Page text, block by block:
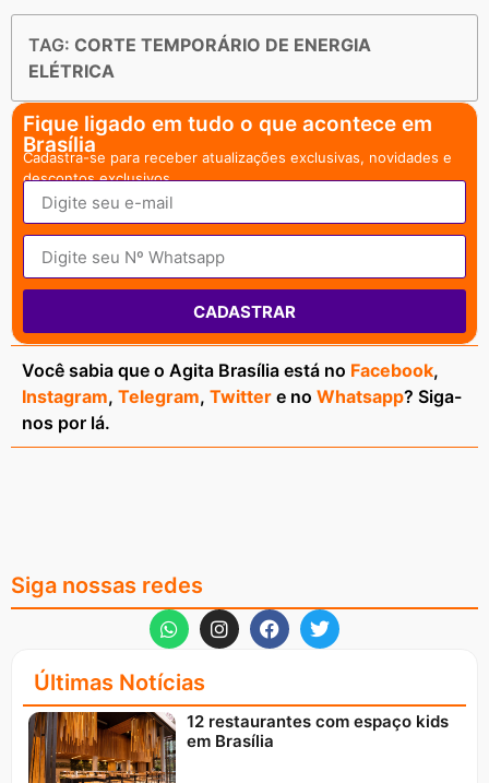
TAG: CORTE TEMPORÁRIO DE ENERGIA
ELÉTRICA
Fique ligado em tudo o que acontece em
Brasília
Cadastra-se para receber atualizações exclusivas, novidades e
descontos exclusivos.
CADASTRAR
Você sabia que o Agita Brasília está no Facebook,
Instagram, Telegram, Twitter e no Whatsapp? Siga-
nos por lá.
Siga nossas redes
Últimas Notícias
12 restaurantes com espaço kids
em Brasília